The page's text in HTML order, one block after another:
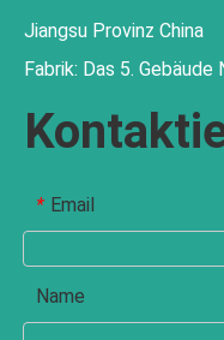
Jiangsu Provinz China
Fabrik: Das 5. Gebäude
* Email
Name